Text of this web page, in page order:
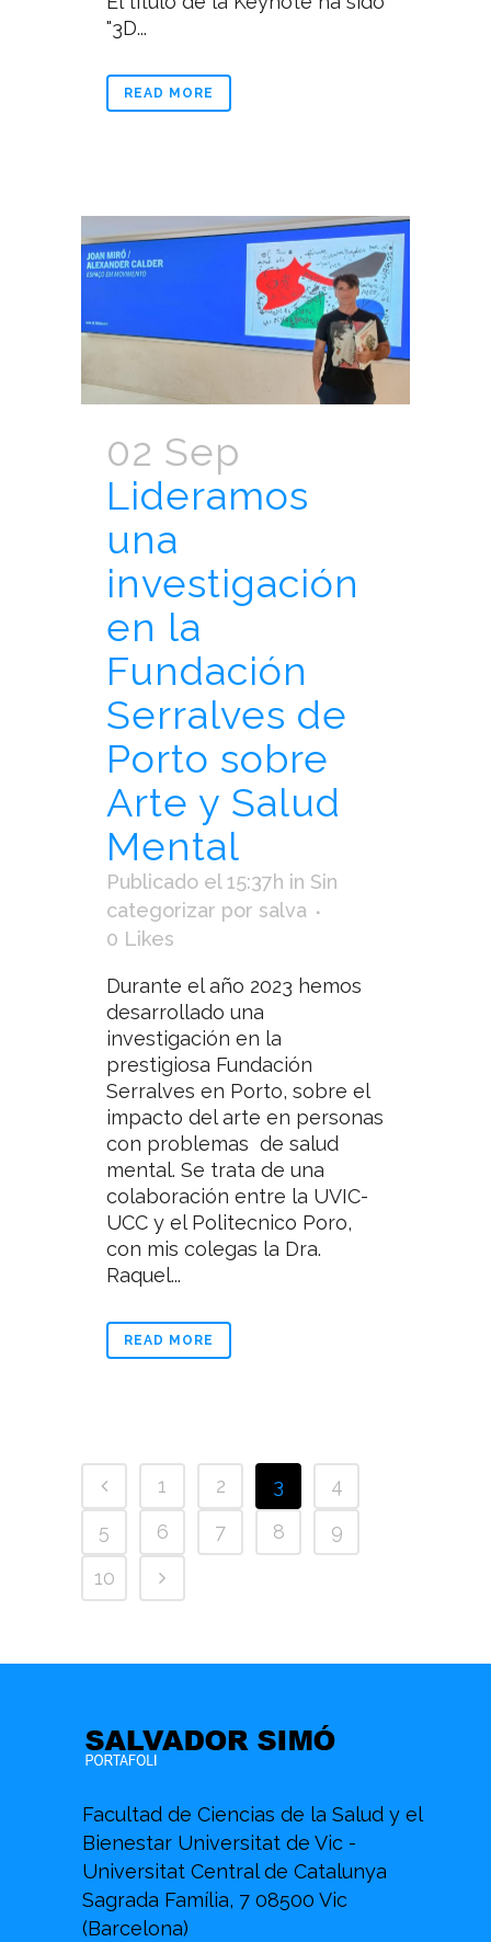
"3D...
READ MORE
02 Sep
Lideramos
una
investigación
en la
Fundación
Serralves de
Porto sobre
Arte y Salud
Mental
Publicado el 15:37h in Sin
categorizar por salva
0 Likes
Durante el año 2023 hemos
desarrollado una
investigación en la
prestigiosa Fundación
Serralves en Porto, sobre el
impacto del arte en personas
con problemas de salud
mental. Se trata de una
colaboración entre la UVIC-
UCC y el Politecnico Poro,
con mis colegas la Dra.
Raquel...
READ MORE
1 2 3
4
5
6 7 8
9
10
Facultad de Ciencias de la Salud y el
Bienestar Universitat de Vic -
Universitat Central de Catalunya
Sagrada Família, 7 08500 Vic
(Barcelona)